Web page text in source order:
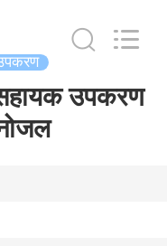
सहायक उपकरण